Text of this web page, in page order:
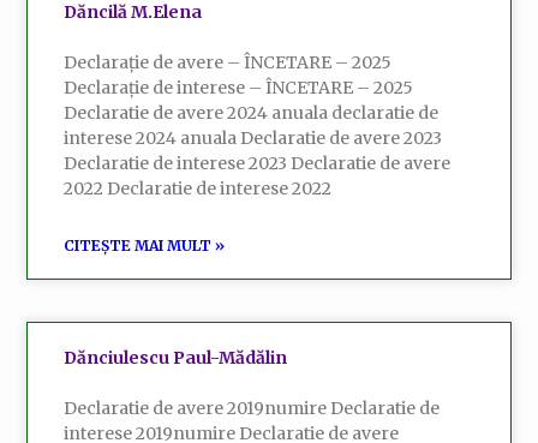
Dăncilă M.Elena
Declarație de avere – ÎNCETARE – 2025
Declarație de interese – ÎNCETARE – 2025
Declaratie de avere 2024 anuala declaratie de
interese 2024 anuala Declaratie de avere 2023
Declaratie de interese 2023 Declaratie de avere
2022 Declaratie de interese 2022
CITEȘTE MAI MULT »
Dănciulescu Paul-Mădălin
Declaratie de avere 2019numire Declaratie de
interese 2019numire Declaratie de avere